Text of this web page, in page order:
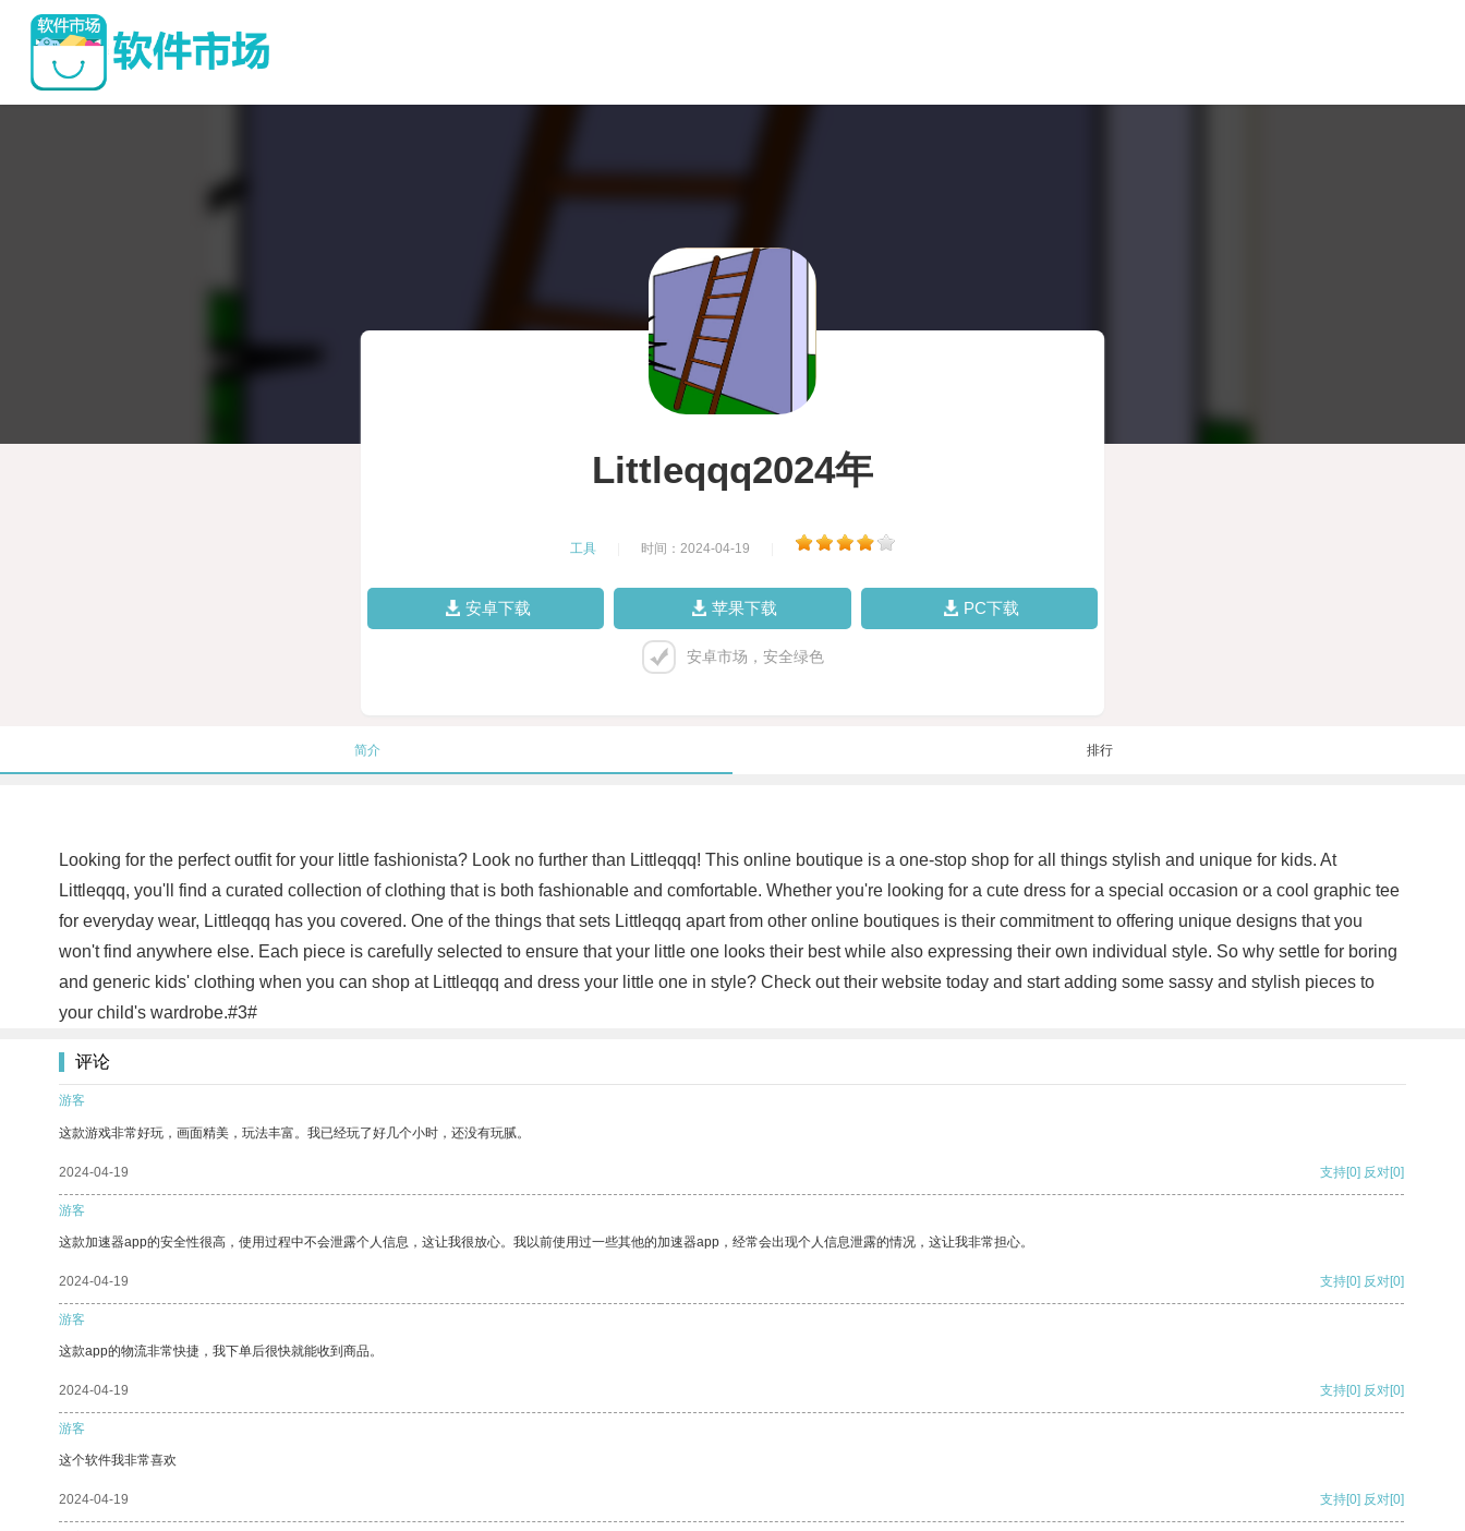
Littleqqq2024年
工具 时间：2024-04-19
安卓下载 苹果下载 PC下载
安卓市场，安全绿色
简介 排行
Looking for the perfect outfit for your little fashionista? Look no further than Littleqqq! This online boutique is a one-stop shop for all things stylish and unique for kids. At
Littleqqq, you'll find a curated collection of clothing that is both fashionable and comfortable. Whether you're looking for a cute dress for a special occasion or a cool graphic tee
for everyday wear, Littleqqq has you covered. One of the things that sets Littleqqq apart from other online boutiques is their commitment to offering unique designs that you
won't find anywhere else. Each piece is carefully selected to ensure that your little one looks their best while also expressing their own individual style. So why settle for boring
and generic kids' clothing when you can shop at Littleqqq and dress your little one in style? Check out their website today and start adding some sassy and stylish pieces to
your child's wardrobe.#3#
评论
游客
这款游戏非常好玩，画面精美，玩法丰富。我已经玩了好几个小时，还没有玩腻。
2024-04-19 支持[0] 反对[0]
游客
这款加速器app的安全性很高，使用过程中不会泄露个人信息，这让我很放心。我以前使用过一些其他的加速器app，经常会出现个人信息泄露的情况，这让我非常担心。
2024-04-19 支持[0] 反对[0]
游客
这款app的物流非常快捷，我下单后很快就能收到商品。
2024-04-19 支持[0] 反对[0]
游客
这个软件我非常喜欢
2024-04-19 支持[0] 反对[0]